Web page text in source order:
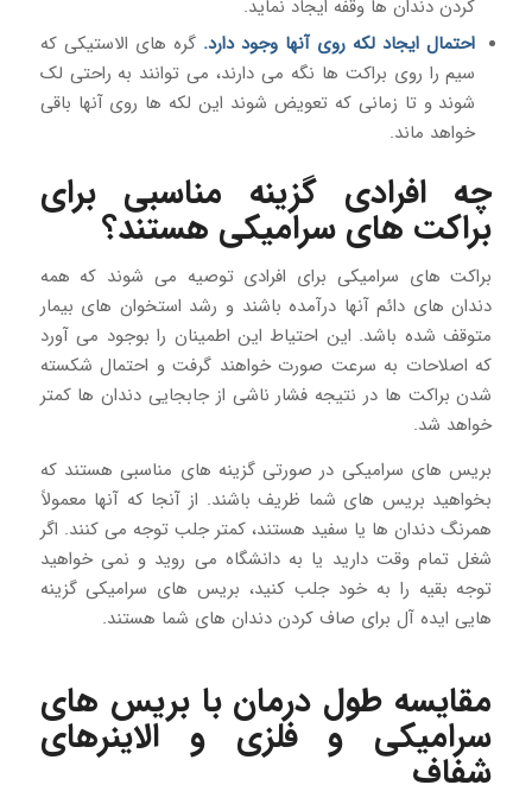
کردن دندان ها وقفه ایجاد نماید.
احتمال ایجاد لکه روی آنها وجود دارد. گره های الاستیکی که
سیم را روی براکت ها نگه می دارند، می توانند به راحتی لک
شوند و تا زمانی که تعویض شوند این لکه ها روی آنها باقی
خواهد ماند.
چه افرادی گزینه مناسبی برای
براکت های سرامیکی هستند؟
براکت های سرامیکی برای افرادی توصیه می شوند که همه
دندان های دائم آنها درآمده باشند و رشد استخوان های بیمار
متوقف شده باشد. این احتیاط این اطمینان را بوجود می آورد
که اصلاحات به سرعت صورت خواهند گرفت و احتمال شکسته
شدن براکت ها در نتیجه فشار ناشی از جابجایی دندان ها کمتر
خواهد شد.
بریس های سرامیکی در صورتی گزینه های مناسبی هستند که
بخواهید بریس های شما ظریف باشند. از آنجا که آنها معمولاً
همرنگ دندان ها یا سفید هستند، کمتر جلب توجه می کنند. اگر
شغل تمام وقت دارید یا به دانشگاه می روید و نمی خواهید
توجه بقیه را به خود جلب کنید، بریس های سرامیکی گزینه
هایی ایده آل برای صاف کردن دندان های شما هستند.
مقایسه طول درمان با بریس های
سرامیکی و فلزی و الاینرهای
شفاف